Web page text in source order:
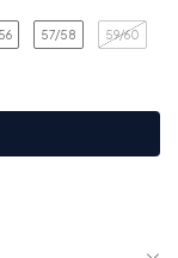
57/58 59/60